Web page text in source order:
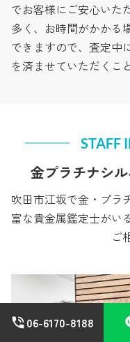
06-6170-8188
でお客様にご安心いた
多く、お時間がかかる
できますので、査定中
を済ませていただくこ
STAFF
金プラチナシ
吹田市江坂で金・プラ
富な貴金属鑑定士がい
ご